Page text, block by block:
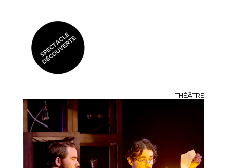
THÉÂTRE